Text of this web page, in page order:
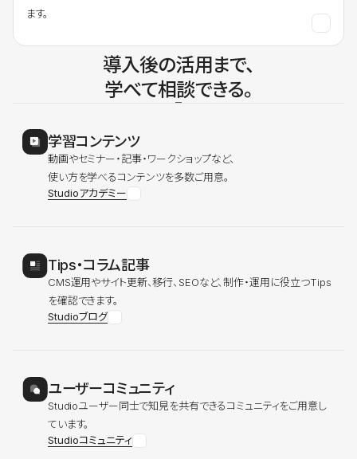
ます。
導入後の活用まで、
学べて相談できる。
学習コンテンツ
動画やセミナー・記事・ワークショップなど、
使い方を学べるコンテンツを多数ご用意。
Studioアカデミー
Tips・コラム記事
CMS運用やサイト更新、移行、SEOなど、制作・運用に役立つTips
を確認できます。
Studioブログ
ユーザーコミュニティ
Studioユーザー同士で知見を共有できるコミュニティをご用意し
ています。
Studioコミュニティ